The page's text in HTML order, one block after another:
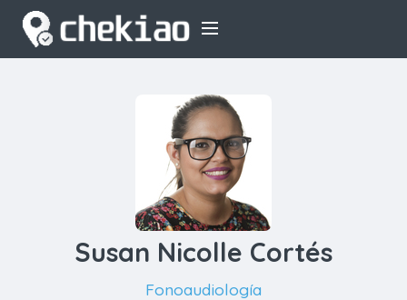
Susan Nicolle Cortés
Fonoaudiología